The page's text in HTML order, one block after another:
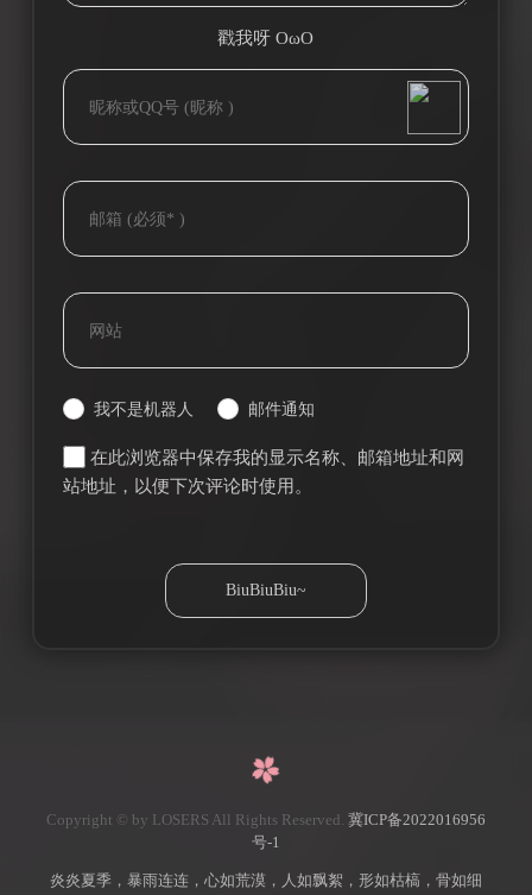
戳我呀 OωO
Tieba
我不是机器人 邮件通知
在此浏览器中保存我的显示名称、邮箱地址和网
站地址，以便下次评论时使用。
Copyright © by LOSERS All Rights Reserved. 冀ICP备2022016956
号-1
炎炎夏季，暴雨连连，心如荒漠，人如飘絮，形如枯槁，骨如细